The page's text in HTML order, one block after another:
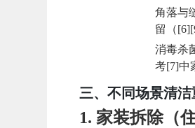
角落与
留（
消毒杀
考[7]中
三、不同场景清洁
1.家装拆除（